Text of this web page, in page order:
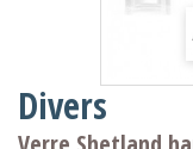
Divers